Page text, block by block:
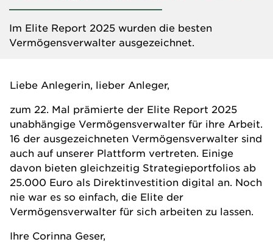
Im Elite Report 2025 wurden die besten
Vermögensverwalter ausgezeichnet.
Liebe Anlegerin, lieber Anleger,
zum 22. Mal prämierte der Elite Report 2025
unabhängige Vermögensverwalter für ihre Arbeit.
16 der ausgezeichneten Vermögensverwalter sind
auch auf unserer Plattform vertreten. Einige
davon bieten gleichzeitig Strategieportfolios ab
25.000 Euro als Direktinvestition digital an. Noch
nie war es so einfach, die Elite der
Vermögensverwalter für sich arbeiten zu lassen.
Ihre Corinna Geser,